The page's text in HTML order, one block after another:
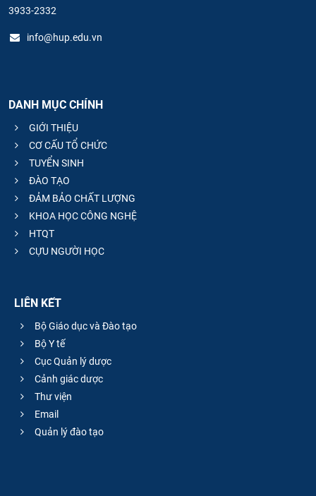
3933-2332
info@hup.edu.vn
DANH MỤC CHÍNH
GIỚI THIỆU
CƠ CẤU TỔ CHỨC
TUYỂN SINH
ĐÀO TẠO
ĐẢM BẢO CHẤT LƯỢNG
KHOA HỌC CÔNG NGHỆ
HTQT
CỰU NGƯỜI HỌC
LIÊN KẾT
Bộ Giáo dục và Đào tạo
Bộ Y tế
Cục Quản lý dược
Cảnh giác dược
Thư viện
Email
Quản lý đào tạo